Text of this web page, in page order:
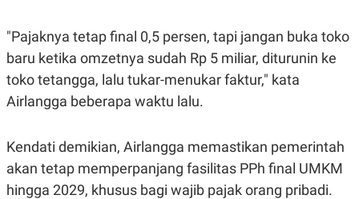
L
N
G
G
A
C
E
T
A
K
N
E
R
J
I
T
E
N
"Pajaknya tetap final 0,5 persen, tapi jangan buka toko
baru ketika omzetnya sudah Rp 5 miliar, diturunin ke
toko tetangga, lalu tukar-menukar faktur," kata
Airlangga beberapa waktu lalu.
Kendati demikian, Airlangga memastikan pemerintah
akan tetap memperpanjang fasilitas PPh final UMKM
hingga 2029, khusus bagi wajib pajak orang pribadi.